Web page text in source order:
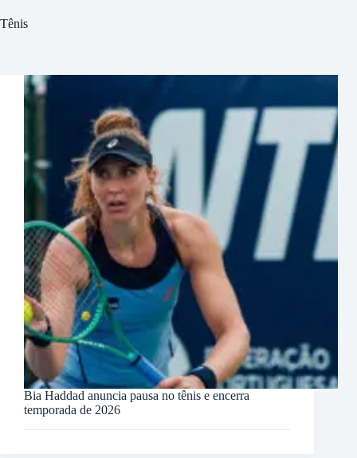
Tênis
Bia Haddad anuncia pausa no tênis e encerra
temporada de 2026